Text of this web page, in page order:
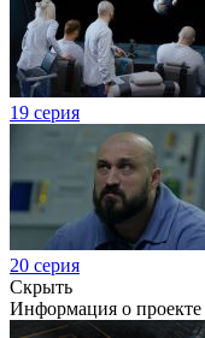
19 серия
20 серия
Скрыть
Информация о проекте